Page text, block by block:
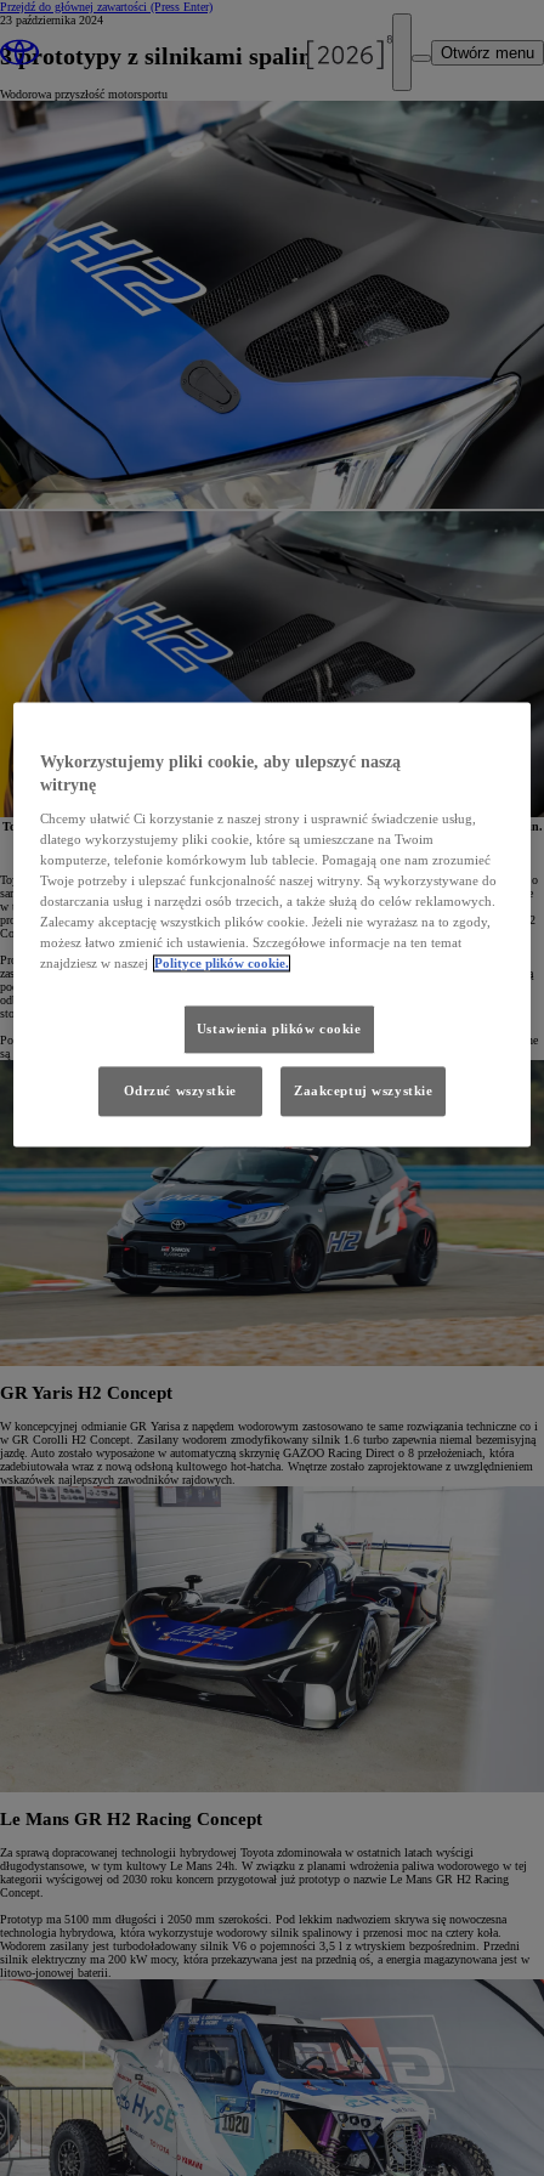
Przejdź do głównej zawartości (Press Enter)
Otwórz menu
23 października 2024
3 prototypy z silnikami spalinowymi
Wodorowa przyszłość motorsportu
Toyota od lat w swoich działaniach kieruje się wielotorową strategią dekarbonizacji, opracowując m.in.
wodorowe silniki spalinowe, a także angażując się w projekty motorsportowe, które testują takie
rozwiązania. Jak zaawansowana jest to już technologia można zobaczyć na przykładzie 3
prototypowych modeli marki.
Toyota to jeden z liderów sektora motoryzacyjnego. W 2014 roku gama modelowa marki została rozszerzona o
samochód zasilany wodorowymi ogniwami paliwowymi – Mirai. Z roku na rok rozwiązania wykorzystywane
w tym modelu znajdują coraz szersze zastosowania w różnych gałęziach gospodarki. Od 2021 roku koncern
prowadzi program rozwoju wodorowych silników spalinowych. Jego pierwszym efektem była GR Corolla H2
Concept, która startowała w japońskich wyścigach długodystansowych.
Projektanci Toyoty badają możliwości użycia wodoru w różnych stanach skupienia. Początkowo auto było
zasilano gazem. W 2023 roku zadebiutował samochód napędzany ciekłym wodorem. Stale dopracowywane są
podzespoły i komponenty silnika, a także elementy systemu tankowania, by proces uzupełniania paliwa
odbywał się w jak najkrótszym czasie. Opracowywane są także różne kształty zbiorników paliwa, by móc
stosować wodorowe paliwo w pojazdach z różnych segmentów.
Poligonem doświadczalnym dla innowacyjnych technologii Toyoty są rajdy i wyścigi. Podzespoły poddawane
są tam ekstremalnym obciążeniom, co pozwala wykrywać wszelkie wady i szybko wprowadzać poprawki.
GR Yaris H2 Concept
W koncepcyjnej odmianie GR Yarisa z napędem wodorowym zastosowano te same rozwiązania techniczne co i
w GR Corolli H2 Concept. Zasilany wodorem zmodyfikowany silnik 1.6 turbo zapewnia niemal bezemisyjną
jazdę. Auto zostało wyposażone w automatyczną skrzynię GAZOO Racing Direct o 8 przełożeniach, która
zadebiutowała wraz z nową odsłoną kultowego hot-hatcha. Wnętrze zostało zaprojektowane z uwzględnieniem
wskazówek najlepszych zawodników rajdowych.
Le Mans GR H2 Racing Concept
Za sprawą dopracowanej technologii hybrydowej Toyota zdominowała w ostatnich latach wyścigi
długodystansowe, w tym kultowy Le Mans 24h. W związku z planami wdrożenia paliwa wodorowego w tej
kategorii wyścigowej od 2030 roku koncern przygotował już prototyp o nazwie Le Mans GR H2 Racing
Concept.
Prototyp ma 5100 mm długości i 2050 mm szerokości. Pod lekkim nadwoziem skrywa się nowoczesna
technologia hybrydowa, która wykorzystuje wodorowy silnik spalinowy i przenosi moc na cztery koła.
Wodorem zasilany jest turbodoładowany silnik V6 o pojemności 3,5 l z wtryskiem bezpośrednim. Przedni
silnik elektryczny ma 200 kW mocy, która przekazywana jest na przednią oś, a energia magazynowana jest w
litowo-jonowej baterii.
Wykorzystujemy pliki cookie, aby ulepszyć naszą
witrynę
Chcemy ułatwić Ci korzystanie z naszej strony i usprawnić świadczenie usług,
dlatego wykorzystujemy pliki cookie, które są umieszczane na Twoim
komputerze, telefonie komórkowym lub tablecie. Pomagają one nam zrozumieć
Twoje potrzeby i ulepszać funkcjonalność naszej witryny. Są wykorzystywane do
dostarczania usług i narzędzi osób trzecich, a także służą do celów reklamowych.
Zalecamy akceptację wszystkich plików cookie. Jeżeli nie wyrażasz na to zgody,
możesz łatwo zmienić ich ustawienia. Szczegółowe informacje na ten temat
znajdziesz w naszej Polityce plików cookie.
Ustawienia plików cookie
Odrzuć wszystkie Zaakceptuj wszystkie